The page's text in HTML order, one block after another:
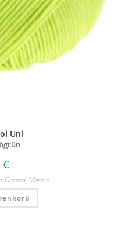
Uni
€
Grossa, Merino